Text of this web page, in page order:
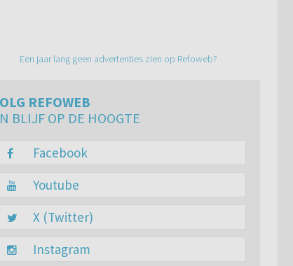
Een jaar lang geen advertenties zien op Refoweb?
REFOWEB
BLIJF OP DE HOOGTE
Facebook
Youtube
X (Twitter)
Instagram